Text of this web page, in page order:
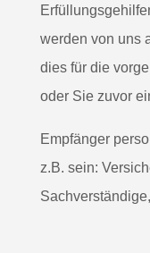
werden von uns
dies für die
oder Sie zuvor
Empfänger
z.B. sein: